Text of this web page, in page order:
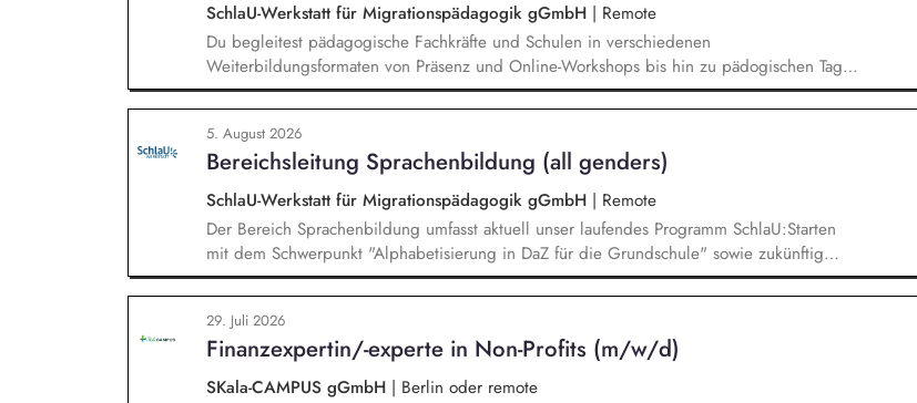
SchlaU-Werkstatt für Migrationspädagogik gGmbH | Remote
Du begleitest pädagogische Fachkräfte und Schulen in verschiedenen
Weiterbildungsformaten von Präsenz und Online-Workshops bis hin zu pädogischen Tagen
und erstellst Online-Selbstlernkurse für unsere Plattform schlau-lernen.org. Die inhaltlichen
Schwerpunkte liegen dabei auf den Bereichen Lesen lernen,
Mehrsprachigkeitsbewusstsein und Alphabetisierung in der Grundschule.
5. August 2026
Bereichsleitung Sprachenbildung (all genders)
SchlaU-Werkstatt für Migrationspädagogik gGmbH | Remote
Der Bereich Sprachenbildung umfasst aktuell unser laufendes Programm SchlaU:Starten
mit dem Schwerpunkt "Alphabetisierung in DaZ für die Grundschule" sowie zukünftig
weitere auf Unterrichtsmaterial bezogene Projekte mit den Schwerpunkten
sprachensensibles und rassismuskritisches Deutschlernen von der Grundschule bis in die
Berufliche Bildung. Der Bereich Sprachenbildung entwickelt in seinen Projekten dazu
zielgruppengerechte und innovative Unterrichtsmaterialien und begleitet pädagogische
Fachkräfte mit daran angeschlossenen Weiterbildungsangeboten online wie offline.
29. Juli 2026
Finanzexpertin/-experte in Non-Profits (m/w/d)
SKala-CAMPUS gGmbH | Berlin oder remote